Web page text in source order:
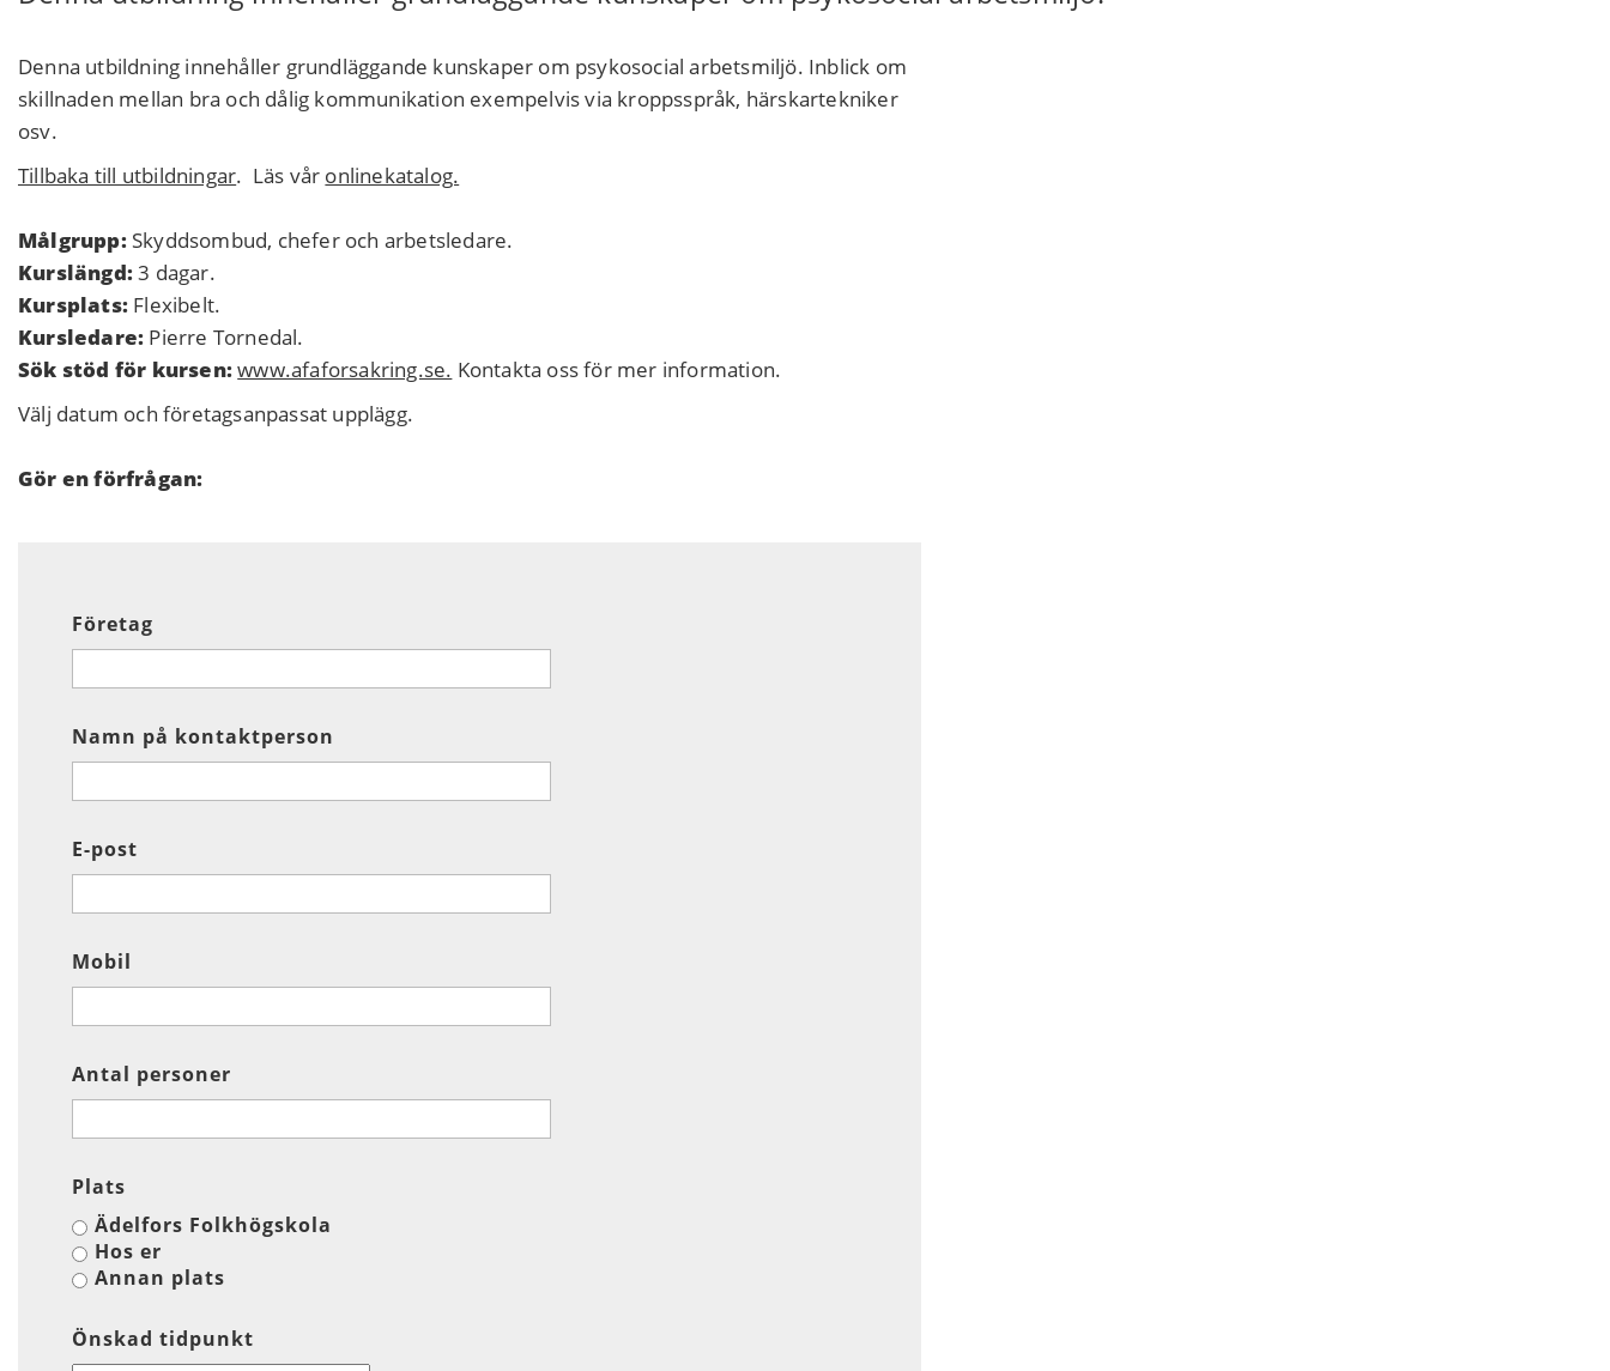
Denna utbildning innehåller grundläggande kunskaper om psykosocial arbetsmiljö. Inblick om
skillnaden mellan bra och dålig kommunikation exempelvis via kroppsspråk, härskartekniker
osv.
Tillbaka till utbildningar. Läs vår onlinekatalog.
Målgrupp: Skyddsombud, chefer och arbetsledare.
Kurslängd:3 dagar.
Kursplats: Flexibelt.
Kursledare: Pierre Tornedal.
Sök stöd för kursen:www.afaforsakring.se. Kontakta oss för mer information.
Välj datum och företagsanpassat upplägg.
Gör en förfrågan:
Företag
Namn på kontaktperson
E-post
Mobil
Antal personer
Plats
Ädelfors Folkhögskola
Hos er
Annan plats
Önskad tidpunkt